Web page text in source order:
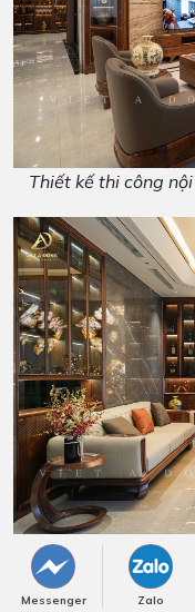
Thiết kế thi công
Thiết kế thi công
Messenger Zalo